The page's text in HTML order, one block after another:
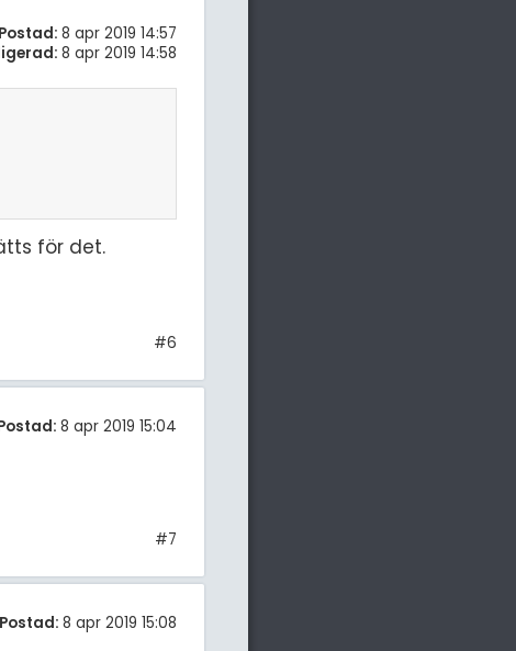
Postad: 8 apr 2019 14:57
8 apr 2019 14:58
för det.
#6
8 apr 2019 15:04
#7
Postad: 8 apr 2019 15:08